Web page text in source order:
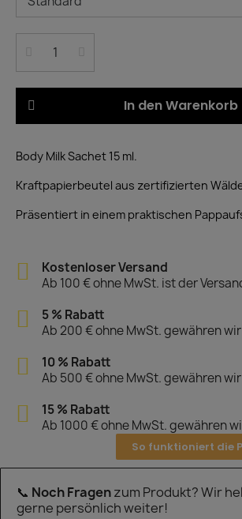
In den Warenkorb
Body Milk Sachet 15 ml.
Kraftpapierbeutel aus zertifizierten
Präsentiert in einem praktischen
Kostenloser Versand
Ab 100 € ohne MwSt. ist der
5 % Rabatt
Ab 200 € ohne MwSt. gewähren
10 % Rabatt
Ab 500 € ohne MwSt. gewähren
15 % Rabatt
Ab 1000 € ohne MwSt. gewähren
So funktioniert die
📞 Noch Fragenzum Produkt? Wir
gerne persönlich weiter!